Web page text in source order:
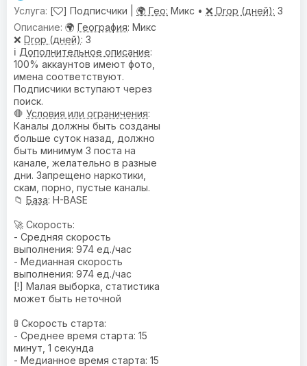
[
] Подписчики | 🌍 Гео: Микс • ❌ Drop (дней): 3
🌍 География: Микс
❌ Drop (дней): 3
ℹ️ Дополнительное описание:
100% аккаунтов имеют фото,
имена соответствуют.
Подписчики вступают через
поиск.
🛑 Условия или ограничения:
Каналы должны быть созданы
больше суток назад, должно
быть минимум 3 поста на
канале, желательно в разные
дни. Запрещено наркотики,
скам, порно, пустые каналы.
📁 База: H-BASE
🚀 Скорость:
- Средняя скорость
выполнения: 974 ед./час
- Медианная скорость
выполнения: 974 ед./час
[!] Малая выборка, статистика
может быть неточной
🚦 Скорость старта:
- Среднее время старта: 15
минут, 1 секунда
- Медианное время старта: 15